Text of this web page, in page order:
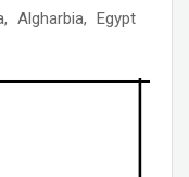
, Algharbia, Egypt